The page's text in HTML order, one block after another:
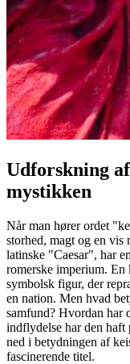
Udforskning
mystikken
Når man hører ordet
storhed, magt og en vis
latinske "Caesar", har
romerske imperium. En
symbolsk figur, der
en nation. Men hvad
samfund? Hvordan har
indflydelse har den
ned i betydningen af
fascinerende titel.